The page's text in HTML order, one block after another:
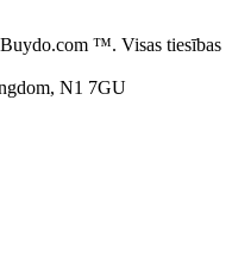
™. Visas tiesības
N1 7GU